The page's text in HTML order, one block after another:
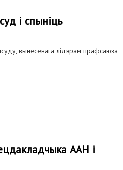
і спыніць
вынесенага лідэрам прафсаюза
ААН і